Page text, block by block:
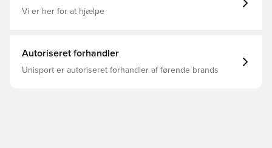
Vi er her for at hjælpe
Autoriseret forhandler
Unisport er autoriseret forhandler af førende brands